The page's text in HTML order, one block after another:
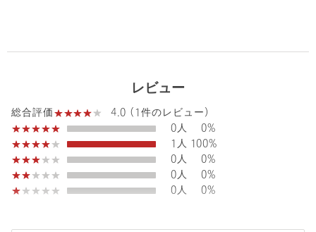
発された。
アメリカが本気で生み出す、強靭なパーツや最高峰の技術。
この本質を理解し、その充分すぎるほどの機能を、どうタウンユ
ースモデルに搭載し、どのようなスタイリングに仕上げるか、そ
して必要最小限のミニマムな機能として再構築することができる
のか、BRIEFINGのデザインワークは常にそこからはじまる。
発売以来、BRIEFINGは世界中で最も厳しい目を持つお客様に選ば
れる最高品質のラゲッジ・ブランドへと成長を遂げてきた。
※商品に「取り扱い上の注意書き」、「洗濯表示」がございます
レビュー
総合評価
4.0 (1件のレビュー)
0人
0%
1人 100%
0人
0%
0人
0%
0人
0%